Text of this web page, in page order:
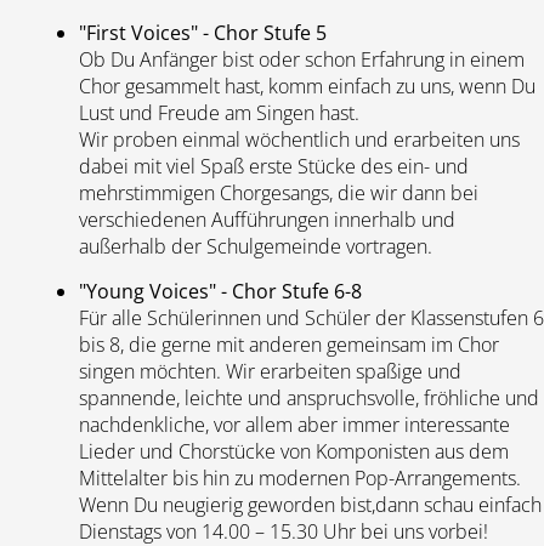
"First Voices" - Chor Stufe 5
Ob Du Anfänger bist oder schon Erfahrung in einem
Chor gesammelt hast, komm einfach zu uns, wenn Du
Lust und Freude am Singen hast.
Wir proben einmal wöchentlich und erarbeiten uns
dabei mit viel Spaß erste Stücke des ein- und
mehrstimmigen Chorgesangs, die wir dann bei
verschiedenen Aufführungen innerhalb und
außerhalb der Schulgemeinde vortragen.
"Young Voices" - Chor Stufe 6-8
Für alle Schülerinnen und Schüler der Klassenstufen 6
bis 8, die gerne mit anderen gemeinsam im Chor
singen möchten. Wir erarbeiten spaßige und
spannende, leichte und anspruchsvolle, fröhliche und
nachdenkliche, vor allem aber immer interessante
Lieder und Chorstücke von Komponisten aus dem
Mittelalter bis hin zu modernen Pop-Arrangements.
Wenn Du neugierig geworden bist,dann schau einfach
Dienstags von 14.00 – 15.30 Uhr bei uns vorbei!